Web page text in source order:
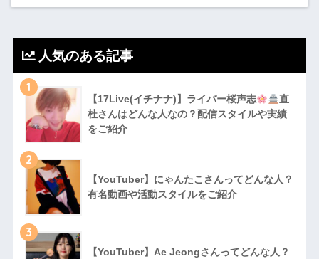
人気のある記事
1
【17Live(イチナナ)】ライバー桜声志
直
杜さんはどんな人なの？配信スタイルや実績
をご紹介
2
【YouTuber】にゃんたこさんってどんな⼈？
有名動画や活動スタイルをご紹介
3
【YouTuber】Ae Jeongさんってどんな⼈？